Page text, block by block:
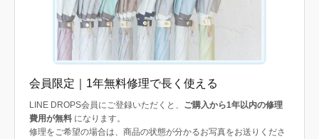
会員限定｜1年無料修理で長く使える
LINE DROPS会員にご登録いただくと、 ご購入から1年以内の修理
費用が無料 になります。
修理をご希望の場合は、商品の状態が分かるお写真をお送りくださ